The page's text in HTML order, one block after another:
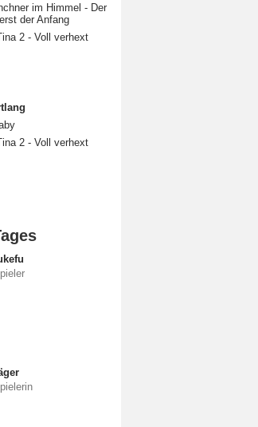
im Himmel - Der
der Anfang
2 - Voll verhext
2 - Voll verhext